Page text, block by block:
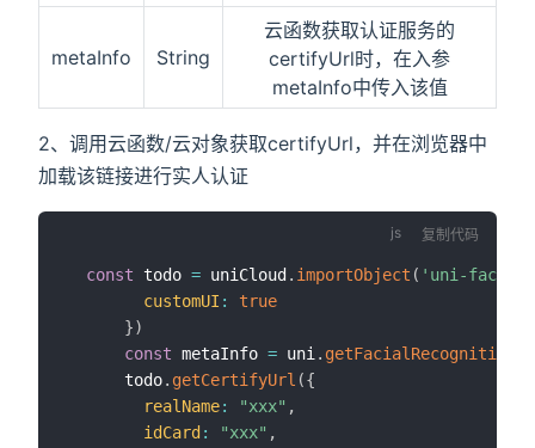
metaInfo String
云函数获取认证服务的
certifyUrl时，在入参
metaInfo中传入该值
2、调用云函数/云对象获取certifyUrl，并在浏览器中
加载该链接进行实人认证
const todo = uniCloud . importObject ( 'uni-face-
customUI :
true
})
const metaInfo = uni.
      todo
. getCertifyUrl ({
realName: "xxx" ,
idCard : "xxx" ,
复制代码